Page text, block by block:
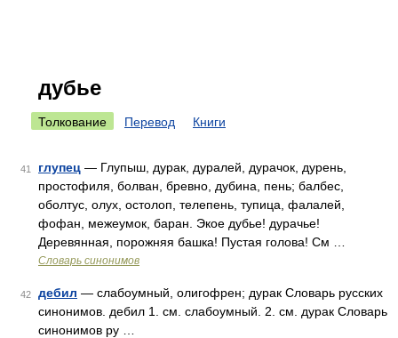
дубье
Толкование Перевод Книги
41 глупец — Глупыш, дурак, дуралей, дурачок, дурень,
простофиля, болван, бревно, дубина, пень; балбес,
оболтус, олух, остолоп, телепень, тупица, фалалей,
фофан, межеумок, баран. Экое дубье! дурачье!
Деревянная, порожняя башка! Пустая голова! См …
Словарь синонимов
42 дебил — слабоумный, олигофрен; дурак Словарь русских
синонимов. дебил 1. см. слабоумный. 2. см. дурак Словарь
синонимов ру …